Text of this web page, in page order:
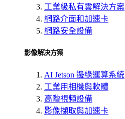
工業級私有雲解決方案
網路介面和加速卡
網路安全設備
影像解决方案
AI Jetson 邊緣運算系統
工業用相機與軟體
高階視頻設備
影像擷取與加速卡